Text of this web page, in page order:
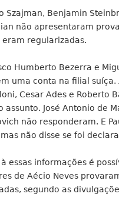
Szajman, Benjamin
não apresentaram
eram regularizadas.
Humberto Bezerra e
uma conta na filial suíça.
Cesar Ades e Roberto
assunto. José Antonio de
não responderam. E
não disse se foi
à essas informações é
de Aécio Neves
segundo as